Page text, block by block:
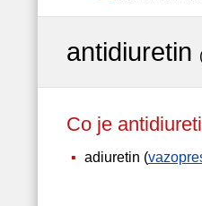
antidiuretin
Co je
adiuretin (